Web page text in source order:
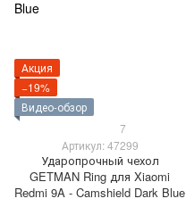
Акция
−19%
Видео-обзор
7
Артикул: 47299
Ударопрочный чехол
GETMAN Ring для Xiaomi
Redmi 9A - Camshield Dark Blue